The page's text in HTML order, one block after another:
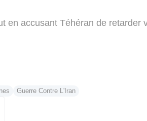
en accusant Téhéran de retarder
Guerre Contre L'Iran